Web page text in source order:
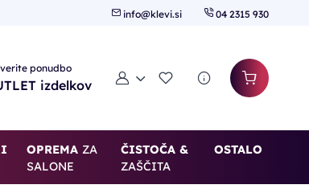
info@klevi.si 04 2315 930
ponudbo
izdelkov Moj računSeznam želja
OPREMAZA
SALONE
ČISTOČA &
ZAŠČITA
OSTALO